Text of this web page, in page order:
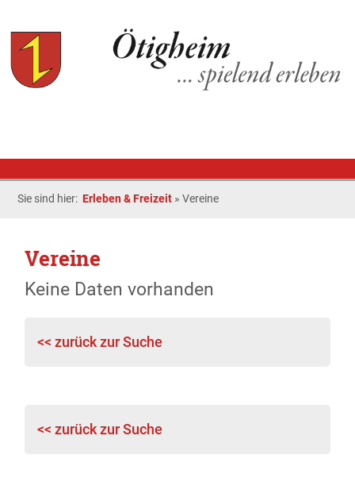
Sie sind hier: Erleben & Freizeit »Vereine
Vereine
Keine Daten vorhanden
<< zurück zur Suche
<< zurück zur Suche